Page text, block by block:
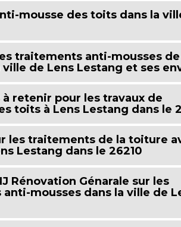
mousse des toits dans la
traitements anti-mousses de
de Lens Lestang et ses
retenir pour les travaux de
toits à Lens Lestang dans le
les traitements de la toiture
Lestang dans le 26210
Rénovation Génarale sur les
mousses dans la ville de